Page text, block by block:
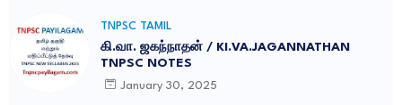
TNPSC TAMIL
கி.வா. ஜகந்நாதன் / KI.VA.JAGANNATHAN
TNPSC NOTES
January 30, 2025